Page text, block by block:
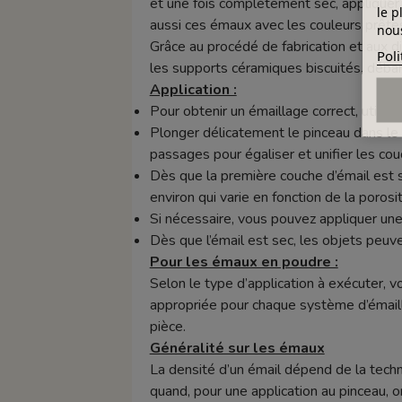
aussi ces émaux avec les couleurs
Grâce au procédé de fabrication et aux
les supports céramiques biscuités,
Application :
Pour obtenir un émaillage correct,
Plonger délicatement le pinceau dans
passages pour égaliser et unifier les
Dès que la première couche d’émail
environ qui varie en fonction de la
Si nécessaire, vous pouvez appliquer
Dès que l’émail est sec, les objets
Pour les émaux en poudre :
Selon le type d’application à exécuter,
appropriée pour chaque système
pièce.
Généralité sur les émaux
La densité d’un émail dépend de la
quand, pour une application au pinceau,
le